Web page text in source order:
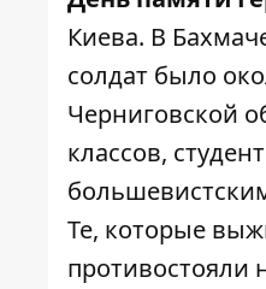
Киева. В
солдат было
Черниговской
классов,
Те, которые
противостояли